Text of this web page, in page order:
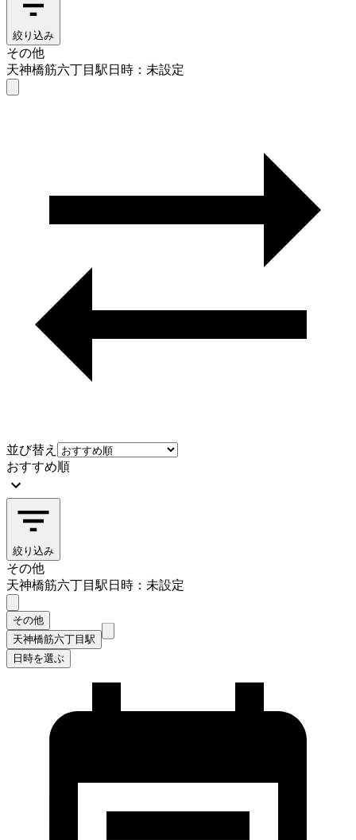
絞り込み
その他
天神橋筋六丁目駅日時：未設定
並び替え
おすすめ順
絞り込み
その他
天神橋筋六丁目駅日時：未設定
その他
天神橋筋六丁目駅
日時を選ぶ